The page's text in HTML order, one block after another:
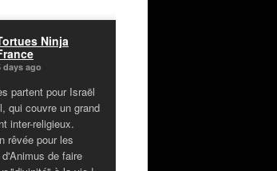
Ninja
days ago
partent pour Israël
qui couvre un grand
inter-religieux.
rêvée pour les
de faire